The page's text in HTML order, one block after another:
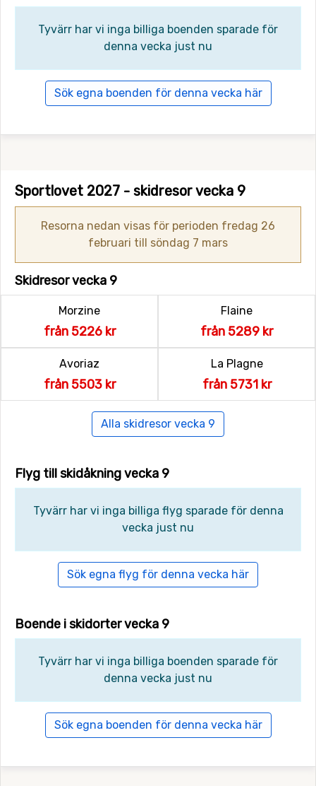
Tyvärr har vi inga billiga boenden sparade för
denna vecka just nu
Sök egna boenden för denna vecka här
Sportlovet 2027 - skidresor vecka 9
Resorna nedan visas för perioden fredag 26
februari till söndag 7 mars
Skidresor vecka 9
Morzine
från 5226 kr
Flaine
från 5289 kr
Avoriaz
från 5503 kr
La Plagne
från 5731 kr
Alla skidresor vecka 9
Flyg till skidåkning vecka 9
Tyvärr har vi inga billiga flyg sparade för denna
vecka just nu
Sök egna flyg för denna vecka här
Boende i skidorter vecka 9
Tyvärr har vi inga billiga boenden sparade för
denna vecka just nu
Sök egna boenden för denna vecka här